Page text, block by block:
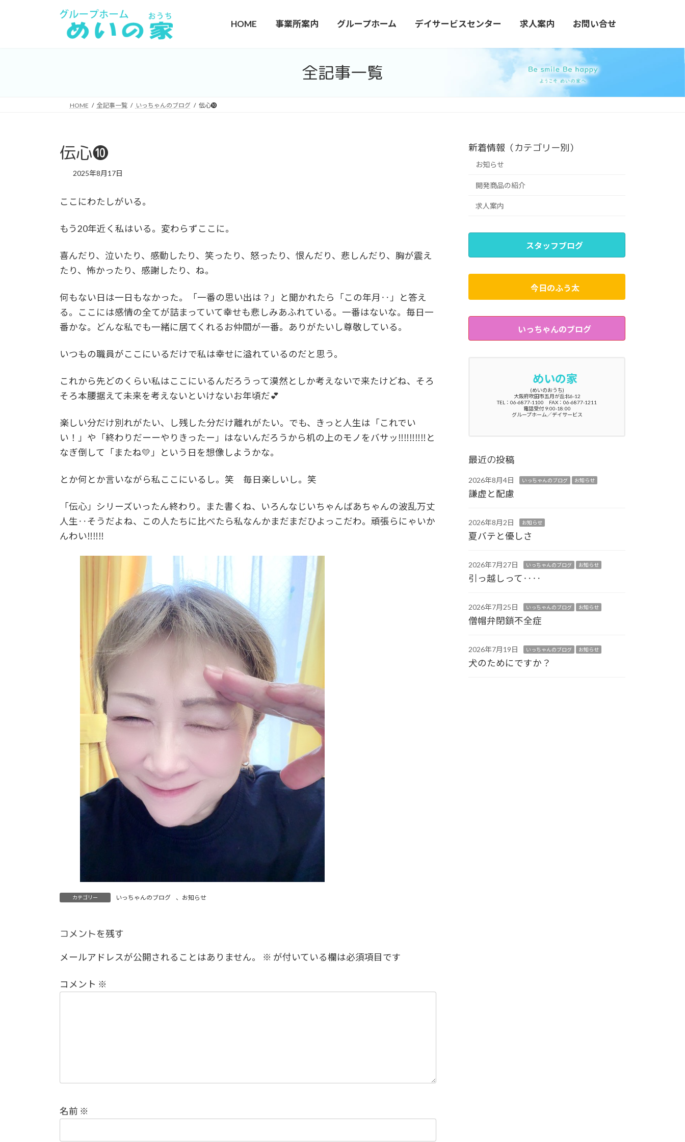
HOME 事業所案内 グループホーム デイサービスセンター 求人案内 お問い合せ
全記事一覧
HOME 全記事一覧 いっちゃんのブログ 伝心➓
伝心➓
2025年8月17日
ここにわたしがいる。
もう20年近く私はいる。変わらずここに。
喜んだり、泣いたり、感動したり、笑ったり、怒ったり、恨んだり、悲しんだり、胸が震え
たり、怖かったり、感謝したり、ね。
何もない日は一日もなかった。「一番の思い出は？」と聞かれたら「この年月‥」と答え
る。ここには感情の全てが詰まっていて幸せも悲しみあふれている。一番はないな。毎日一
番かな。どんな私でも一緒に居てくれるお仲間が一番。ありがたいし尊敬している。
いつもの職員がここにいるだけで私は幸せに溢れているのだと思う。
これから先どのくらい私はここにいるんだろうって漠然としか考えないで来たけどね、そろ
そろ本腰据えて未来を考えないといけないお年頃だ💕
楽しい分だけ別れがたい、し残した分だけ離れがたい。でも、きっと人生は「これでい
い！」や「終わりだーーやりきったー」はないんだろうから机の上のモノをバサッ‼‼‼‼‼と
なぎ倒して「またね💛」という日を想像しようかな。
とか何とか言いながら私ここにいるし。笑 毎日楽しいし。笑
「伝心」シリーズいったん終わり。また書くね、いろんなじいちゃんばあちゃんの波乱万丈
人生‥そうだよね、この人たちに比べたら私なんかまだまだひよっこだわ。頑張らにゃいか
んわい‼‼‼
カテゴリー いっちゃんのブログ 、 お知らせ
コメントを残す
メールアドレスが公開されることはありません。 ※ が付いている欄は必須項目です
コメント ※
名前 ※
新着情報（カテゴリー別）
お知らせ
開発商品の紹介
求人案内
スタッフブログ
今日のふう太
いっちゃんのブログ
めいの家
(めいのおうち)
大阪府吹田市五月が丘北6-12
TEL：06-6877-1100 FAX：06-6877-1211
電話受付 9:00-18:00
グループホーム／デイサービス
最近の投稿
2026年8月4日 いっちゃんのブログ お知らせ
謙虚と配慮
2026年8月2日 お知らせ
夏バテと優しさ
2026年7月27日 いっちゃんのブログ お知らせ
引っ越しって‥‥
2026年7月25日 いっちゃんのブログ お知らせ
僧帽弁閉鎖不全症
2026年7月19日 いっちゃんのブログ お知らせ
犬のためにですか？